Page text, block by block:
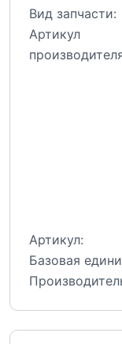
Вид запчасти:
Артикул
Артикул:
Базовая